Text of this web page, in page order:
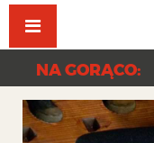
NA GORĄCO: